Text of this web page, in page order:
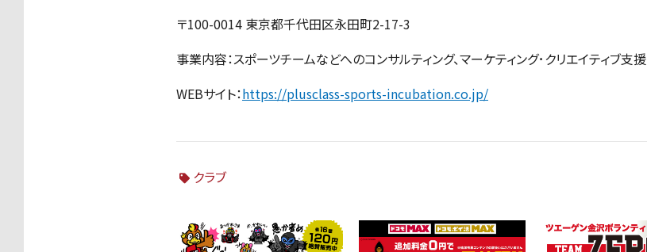
〒100-0014 東京都千代田区永田町2-17-3
事業内容：スポーツチームなどへのコンサルティング、マーケティング･クリエイティブ支援
WEBサイト：https://plusclass-sports-incubation.co.jp/
クラブ